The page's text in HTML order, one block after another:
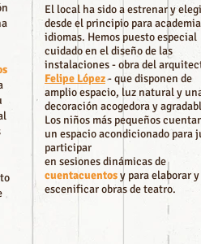
El local ha sido a estrenar y
desde el principio para
idiomas. Hemos puesto especial
cuidado en el diseño de las
instalaciones - obra del
Felipe López- que disponen de
amplio espacio, luz natural y
decoración acogedora y
Los niños más pequeños
un espacio acondicionado para
participar
en sesiones dinámicas de
cuentacuentosy para elaborar y
escenificar obras de teatro.